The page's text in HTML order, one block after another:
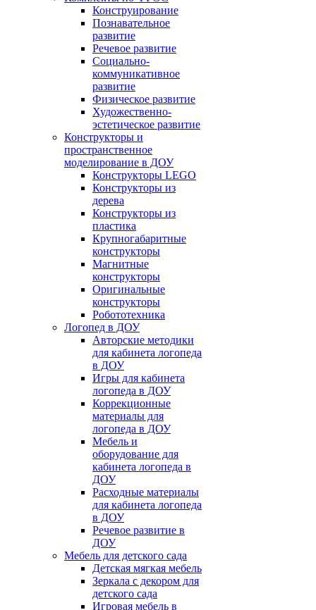
Конструирование
Познавательное
развитие
Речевое развитие
Социально-
коммуникативное
развитие
Физическое развитие
Художественно-
эстетическое развитие
Конструкторы и
пространственное
моделирование в ДОУ
Конструкторы LEGO
Конструкторы из
дерева
Конструкторы из
пластика
Крупногабаритные
конструкторы
Магнитные
конструкторы
Оригинальные
конструкторы
Робототехника
Логопед в ДОУ
Авторские методики
для кабинета логопеда
в ДОУ
Игры для кабинета
логопеда в ДОУ
Коррекционные
материалы для
логопеда в ДОУ
Мебель и
оборудование для
кабинета логопеда в
ДОУ
Расходные материалы
для кабинета логопеда
в ДОУ
Речевое развитие в
ДОУ
Мебель для детского сада
Детская мягкая мебель
Зеркала с декором для
детского сада
Игровая мебель в